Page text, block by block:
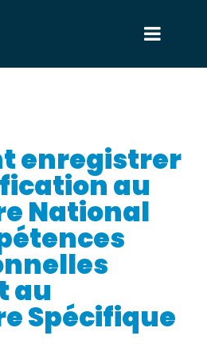
enregistrer
au
National
au
Spécifique